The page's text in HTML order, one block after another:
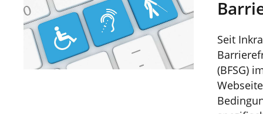
Seit
(BFSG)